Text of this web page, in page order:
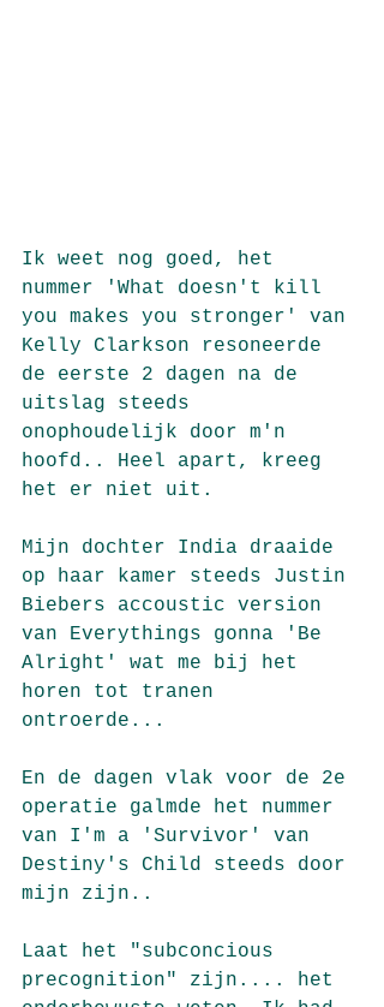
Ik weet nog goed, het
nummer 'What doesn't kill
you makes you stronger' van
Kelly Clarkson resoneerde
de eerste 2 dagen na de
uitslag steeds
onophoudelijk door m'n
hoofd.. Heel apart, kreeg
het er niet uit.
Mijn dochter India draaide
op haar kamer steeds Justin
Biebers accoustic version
van Everythings gonna 'Be
Alright' wat me bij het
horen tot tranen
ontroerde...
En de dagen vlak voor de 2e
operatie galmde het nummer
van I'm a 'Survivor' van
Destiny's Child steeds door
mijn zijn..
Laat het "subconcious
precognition" zijn.... het